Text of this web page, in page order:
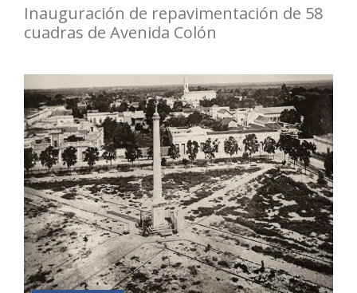
Inauguración de repavimentación de 58
cuadras de Avenida Colón